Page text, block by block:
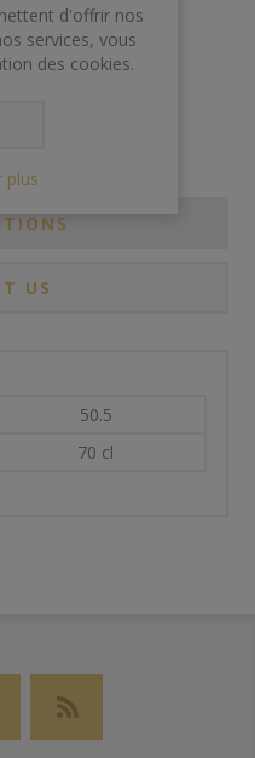
AU PANIER
US
50.5
70 cl
d'offrir nos
services, vous
des cookies.
plus